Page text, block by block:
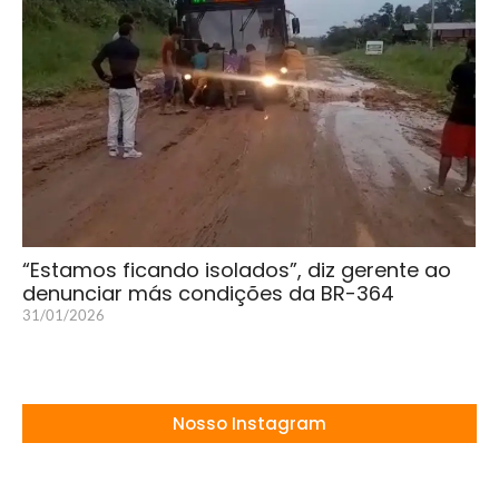
“Estamos ficando isolados”, diz gerente ao
denunciar más condições da BR-364
31/01/2026
Nosso Instagram